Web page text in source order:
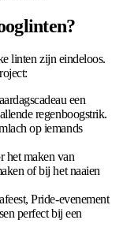
linten zijn eindeloos.
een
regenboogstrik.
op iemands
het maken van
of bij het naaien
Pride-evenement
perfect bij een